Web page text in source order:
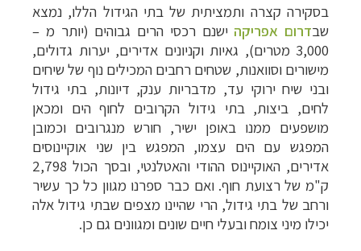
בסקירה קצרה ותמציתית של בתי הגידול הללו, נמצא
שבדרום אפריקה ישנם רכסי הרים גבוהים (יותר מ –
3,000 מטרים), גאיות וקניונים אדירים, יערות גדולים,
מישורים וסוואנות, שטחים רחבים המכילים נוף של שיחים
ובני שיח ירוקי עד, מדבריות ענק, דיונות, בתי גידול
לחים, ביצות, בתי גידול הקרובים לחוף הים ומכאן
מושפעים ממנו באופן ישיר, חורש מנגרובים וכמובן
המפגש עם הים עצמו, המפגש בין שני אוקיינוסים
אדירים, האוקיינוס ההודי והאטלנטי, ובסך הכול 2,798
ק"מ של רצועת חוף. ואם כבר ספרנו מגוון כל כך עשיר
ורחב של בתי גידול, הרי שהיינו מצפים שבתי גידול אלה
יכילו מיני צומח ובעלי חיים שונים ומגוונים גם כן.